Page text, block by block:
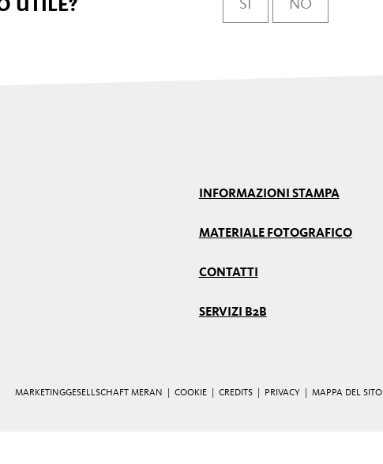
SÌ NO
INFORMAZIONI STAMPA
MATERIALE FOTOGRAFICO
CONTATTI
SERVIZI B2B
MARKETINGGESELLSCHAFT MERAN | COOKIE CREDITS PRIVACY MAPPA DEL SITO